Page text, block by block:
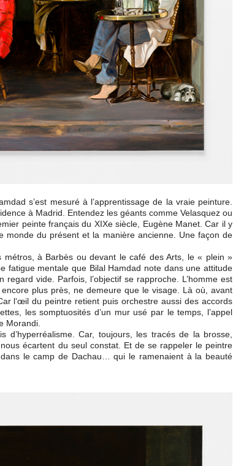
s’est mesuré à l’apprentissage de la vraie peinture.
à Madrid. Entendez les géants comme Velasquez ou
peinte français du XIXe siècle, Eugène Manet. Car il y
du présent et la manière ancienne. Une façon de
à Barbès ou devant le café des Arts, le « plein »
fatigue mentale que Bilal Hamdad note dans une attitude
vide. Parfois, l’objectif se rapproche. L’homme est
plus près, ne demeure que le visage. Là où, avant
l‘œil du peintre retient puis orchestre aussi des accords
les somptuosités d’un mur usé par le temps, l’appel
Morandi.
Car, toujours, les tracés de la brosse,
écartent du seul constat. Et de se rappeler le peintre
le camp de Dachau… qui le ramenaient à la beauté